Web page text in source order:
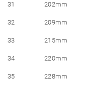
31 202mm
32 209mm
33 215mm
34 220mm
35 228mm